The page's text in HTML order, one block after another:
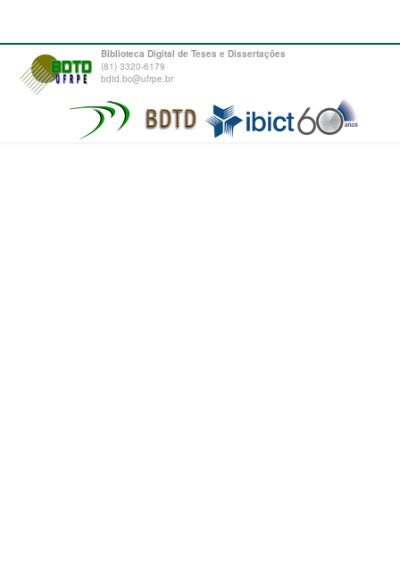
Biblioteca Digital de Teses e Dissertações
(81) 3320-6179
bdtd.bc@ufrpe.br